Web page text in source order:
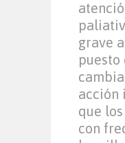
grave
acción
que
con